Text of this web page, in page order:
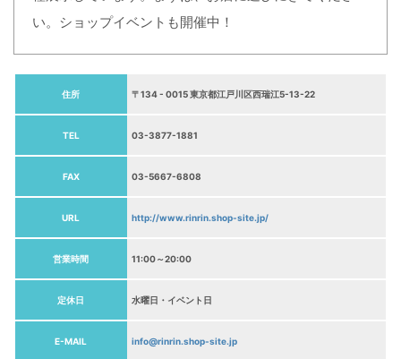
い。ショップイベントも開催中！
住所 〒134 - 0015 東京都江戸川区西瑞江5-13-22
TEL 03-3877-1881
FAX 03-5667-6808
URL http://www.rinrin.shop-site.jp/
営業時間 11:00～20:00
定休日 水曜日・イベント日
E-MAIL info@rinrin.shop-site.jp